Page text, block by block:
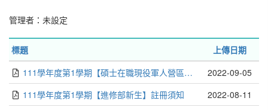
管理者：未設定
標題
上傳日期
111學年度第1學期【碩士在職現役軍人營區專班】註冊須知
2022-09-05
111學年度第1學期【進修部新生】註冊須知
2022-08-11